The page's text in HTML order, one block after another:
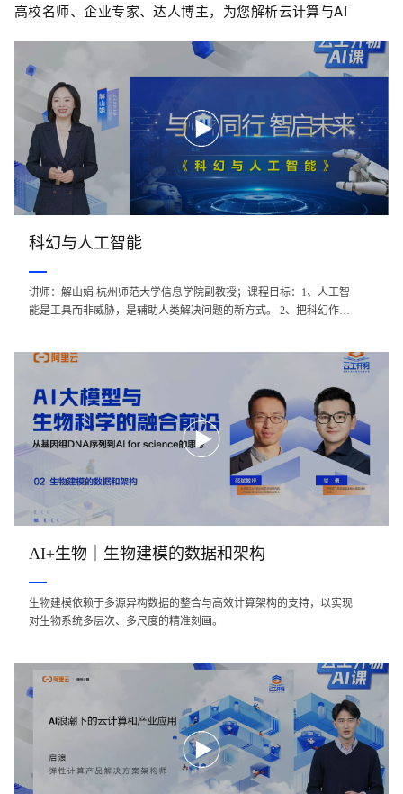
高校名师、企业专家、达人博主，为您解析云计算与AI
科幻与人工智能
讲师：解山娟 杭州师范大学信息学院副教授；课程目标：1、人工智
能是工具而非威胁，是辅助人类解决问题的新方式。 2、把科幻作为
AI+生物｜生物建模的数据和架构
生物建模依赖于多源异构数据的整合与高效计算架构的支持，以实现
对生物系统多层次、多尺度的精准刻画。